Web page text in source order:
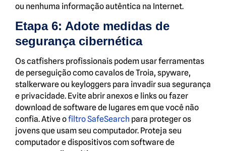
ou nenhuma informação autêntica na Internet.
Etapa 6: Adote medidas de
segurança cibernética
Os catfishers profissionais podem usar ferramentas
de perseguição como cavalos de Troia, spyware,
stalkerware ou keyloggers para invadir sua segurança
e privacidade. Evite abrir anexos e links ou fazer
download de software de lugares em que você não
confia. Ative ofiltro SafeSearch para proteger os
jovens que usam seu computador. Proteja seu
computador e dispositivos com software de